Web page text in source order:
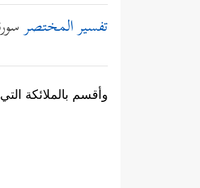
تفسير المختصر
وأقسم بالملائكة